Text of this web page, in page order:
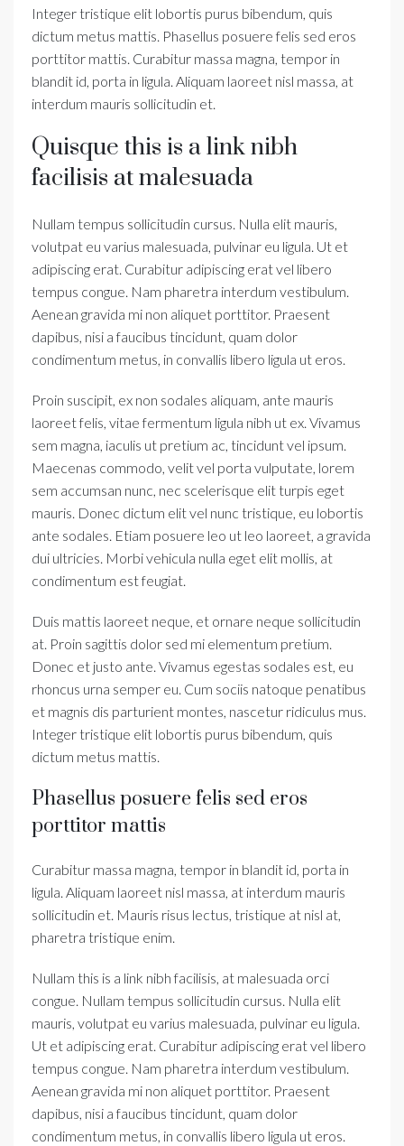
Integer tristique elit lobortis purus bibendum, quis
dictum metus mattis. Phasellus posuere felis sed eros
porttitor mattis. Curabitur massa magna, tempor in
blandit id, porta in ligula. Aliquam laoreet nisl massa, at
interdum mauris sollicitudin et.
Quisque this is a link nibh
facilisis at malesuada
Nullam tempus sollicitudin cursus. Nulla elit mauris,
volutpat eu varius malesuada, pulvinar eu ligula. Ut et
adipiscing erat. Curabitur adipiscing erat vel libero
tempus congue. Nam pharetra interdum vestibulum.
Aenean gravida mi non aliquet porttitor. Praesent
dapibus, nisi a faucibus tincidunt, quam dolor
condimentum metus, in convallis libero ligula ut eros.
Proin suscipit, ex non sodales aliquam, ante mauris
laoreet felis, vitae fermentum ligula nibh ut ex. Vivamus
sem magna, iaculis ut pretium ac, tincidunt vel ipsum.
Maecenas commodo, velit vel porta vulputate, lorem
sem accumsan nunc, nec scelerisque elit turpis eget
mauris. Donec dictum elit vel nunc tristique, eu lobortis
ante sodales. Etiam posuere leo ut leo laoreet, a gravida
dui ultricies. Morbi vehicula nulla eget elit mollis, at
condimentum est feugiat.
Duis mattis laoreet neque, et ornare neque sollicitudin
at. Proin sagittis dolor sed mi elementum pretium.
Donec et justo ante. Vivamus egestas sodales est, eu
rhoncus urna semper eu. Cum sociis natoque penatibus
et magnis dis parturient montes, nascetur ridiculus mus.
Integer tristique elit lobortis purus bibendum, quis
dictum metus mattis.
Phasellus posuere felis sed eros
porttitor mattis
Curabitur massa magna, tempor in blandit id, porta in
ligula. Aliquam laoreet nisl massa, at interdum mauris
sollicitudin et. Mauris risus lectus, tristique at nisl at,
pharetra tristique enim.
Nullam this is a link nibh facilisis, at malesuada orci
congue. Nullam tempus sollicitudin cursus. Nulla elit
mauris, volutpat eu varius malesuada, pulvinar eu ligula.
Ut et adipiscing erat. Curabitur adipiscing erat vel libero
tempus congue. Nam pharetra interdum vestibulum.
Aenean gravida mi non aliquet porttitor. Praesent
dapibus, nisi a faucibus tincidunt, quam dolor
condimentum metus, in convallis libero ligula ut eros.